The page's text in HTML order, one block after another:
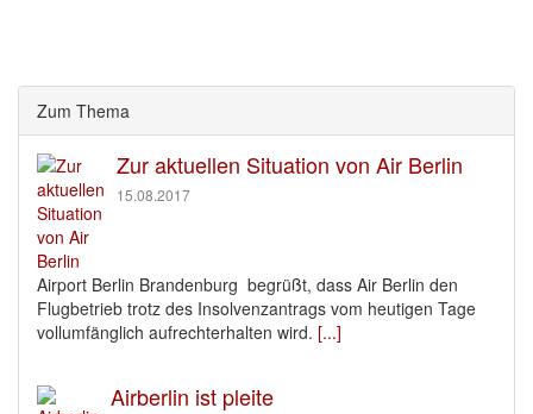
Zum Thema
Zur aktuellen Situation von Air Berlin
15.08.2017
Airport Berlin Brandenburg begrüßt, dass Air Berlin den
Flugbetrieb trotz des Insolvenzantrags vom heutigen Tage
vollumfänglich aufrechterhalten wird. [...]
Airberlin ist pleite